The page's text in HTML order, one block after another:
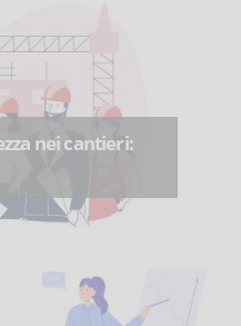
nei cantieri: